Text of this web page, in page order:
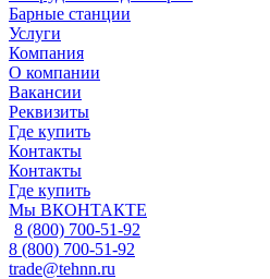
Барные станции
Услуги
Компания
О компании
Вакансии
Реквизиты
Где купить
Контакты
Контакты
Где купить
Мы ВКОНТАКТЕ
8 (800) 700-51-92
8 (800) 700-51-92
trade@tehnn.ru